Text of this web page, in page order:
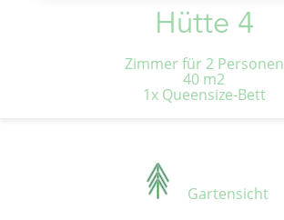
Hütte 4
Zimmer für 2 Personen
40 m2
1x Queensize-Bett
Gartensicht